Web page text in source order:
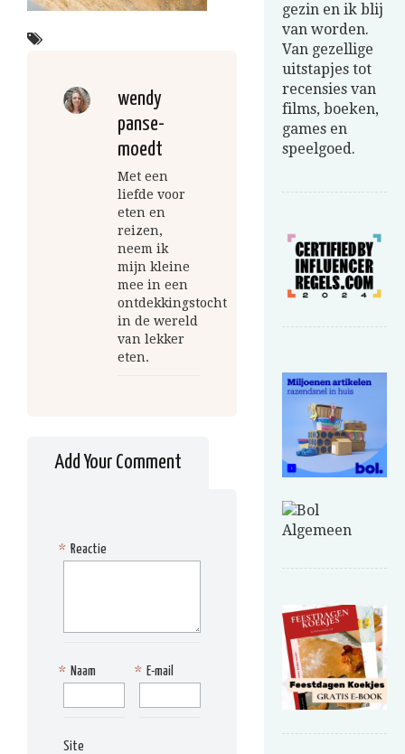
wendy
panse-
moedt
Met een
liefde voor
eten en
reizen,
neem ik
mijn kleine
mee in een
ontdekkingstocht
in de wereld
van lekker
eten.
Add Your Comment
Reactie
*
Naam
* E-mail
*
Site
gezin en ik blij
van worden.
Van gezellige
uitstapjes tot
recensies van
films, boeken,
games en
speelgoed.